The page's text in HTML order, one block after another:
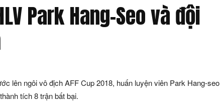
Park Hang-Seo và đội
lên ngôi vô địch AFF Cup 2018, huấn luyện viên Park Hang-seo
tích 8 trận bất bại.